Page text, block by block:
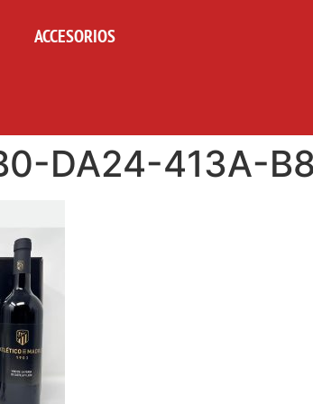
ACCESORIOS
DA24-413A-